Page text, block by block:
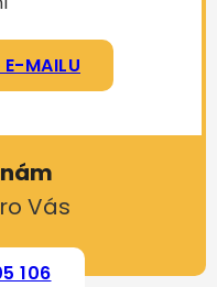
MAILU
Vás
106